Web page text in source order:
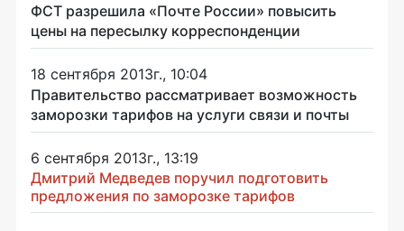
ФСТ разрешила «Почте России» повысить
цены на пересылку корреспонденции
18 сентября 2013г., 10:04
Правительство рассматривает возможность
заморозки тарифов на услуги связи и почты
6 сентября 2013г., 13:19
Дмитрий Медведев поручил подготовить
предложения по заморозке тарифов